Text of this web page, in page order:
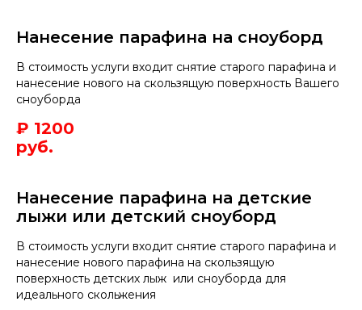
Нанесение парафина на сноуборд
В стоимость услуги входит снятие старого парафина и
нанесение нового на скользящую поверхность Вашего
сноуборда
₽ 1200
руб.
Нанесение парафина на детские
лыжи или детский сноуборд
В стоимость услуги входит снятие старого парафина и
нанесение нового парафина на скользящую
поверхность детских лыж или сноуборда для
идеального скольжения